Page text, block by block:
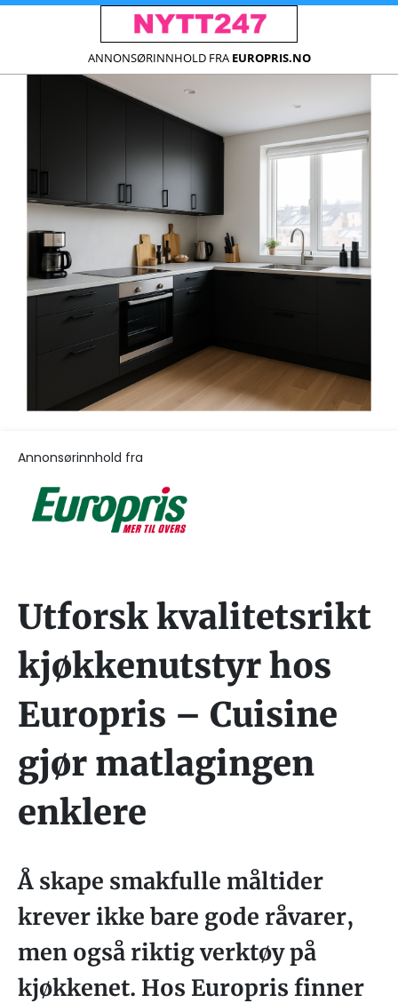
ANNONSØRINNHOLD FRA EUROPRIS.NO
Annonsørinnhold fra
Utforsk kvalitetsrikt
kjøkkenutstyr hos
Europris – Cuisine
gjør matlagingen
enklere
Å skape smakfulle måltider
krever ikke bare gode råvarer,
men også riktig verktøy på
kjøkkenet. Hos Europris finner